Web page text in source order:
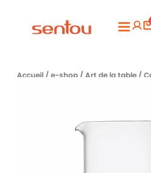
Accueil/ e-shop/ Art de la table/